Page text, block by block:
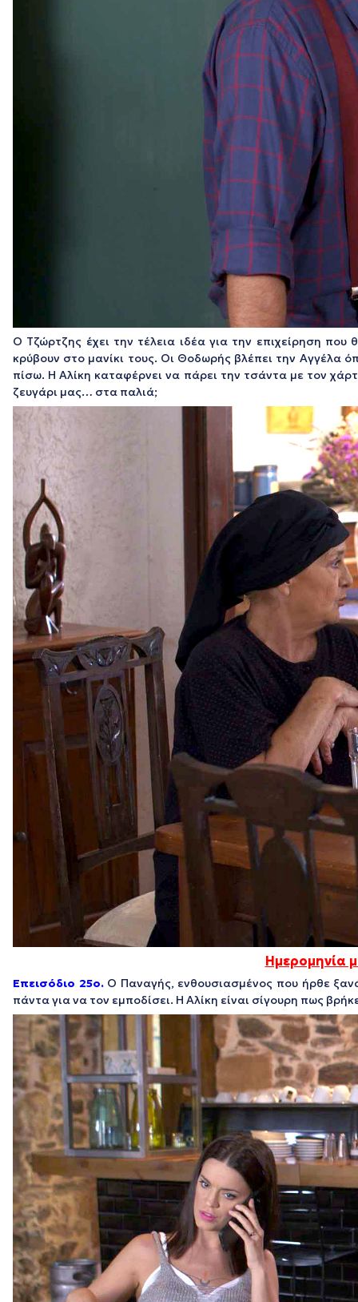
Ο Τζώρτζης έχει την τέλεια ιδέα για την επιχείρηση
κρύβουν στο μανίκι τους. Οι Θοδωρής βλέπει την Αγγέλα
πίσω. Η Αλίκη καταφέρνει να πάρει την τσάντα με τον
ζευγάρι μας… στα παλιά;
Ημερομηνία
Eπεισόδιο 25ο.Ο Παναγής, ενθουσιασμένος που ήρθε
πάντα για να τον εμποδίσει. Η Αλίκη είναι σίγουρη πως